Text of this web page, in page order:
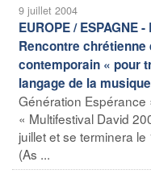
9 juillet 2004
EUROPE / ESPAGNE
Rencontre chrétienne
contemporain « pour
langage de la
Génération Espérance
« Multifestival David
juillet et se terminera
(As ...